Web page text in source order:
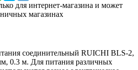
для интернет-магазина и может
магазинах
соединительный RUICHI BLS-2,
0.3 м. Для питания различных